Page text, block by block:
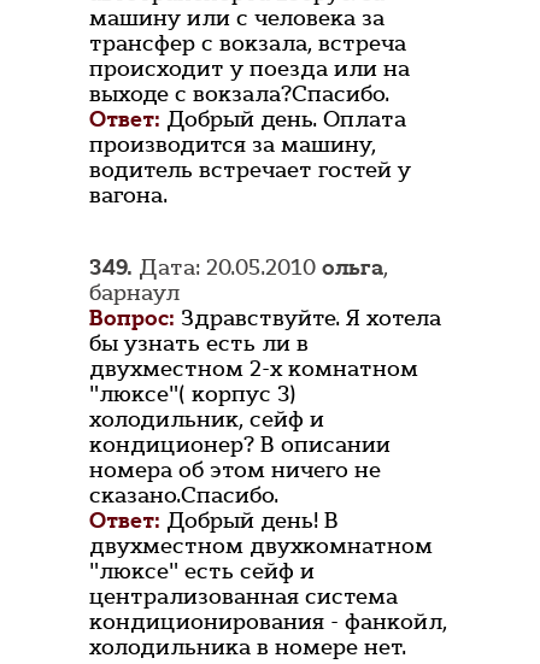
машину или с человека за
трансфер с вокзала, встреча
происходит у поезда или на
выходе с вокзала?Спасибо.
Ответ: Добрый день. Оплата
производится за машину,
водитель встречает гостей у
вагона.
349. Дата: 20.05.2010 ольга,
барнаул
Вопрос: Здравствуйте. Я хотела
бы узнать есть ли в
двухместном 2-х комнатном
"люксе"( корпус 3)
холодильник, сейф и
кондиционер? В описании
номера об этом ничего не
сказано.Спасибо.
Ответ: Добрый день! В
двухместном двухкомнатном
"люксе" есть сейф и
централизованная система
кондиционирования - фанкойл,
холодильника в номере нет.